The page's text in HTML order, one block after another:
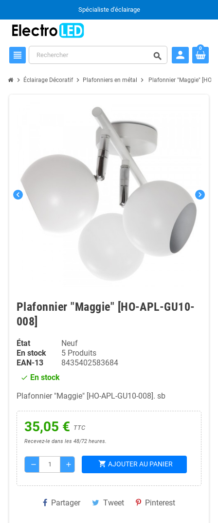
Spécialiste d'éclairage
view_headline search person
0
chevron_right Éclairage Décoratif chevron_right Plafonniers en métal chevron_right Plafonnier "Maggie" [HO-
chevron_left chevron_right
Plafonnier "Maggie" [HO-APL-GU10-
008]
État
Neuf
En stock
5 Produits
EAN-13
8435402583684
check En stock
Plafonnier "Maggie" [HO-APL-GU10-008]. sb
35,05 € TTC
Recevez-le dans les 48/72 heures.
remove add shopping_cart AJOUTER AU PANIER
Partager Tweet Pinterest